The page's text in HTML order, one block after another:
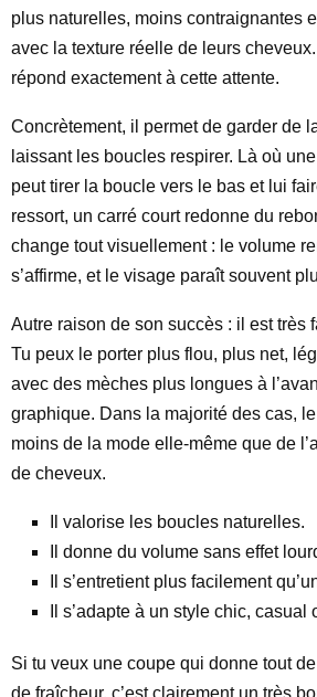
plus naturelles, moins contraignantes
avec la texture réelle de leurs
répond exactement à cette attente.
Concrètement, il permet de garder de
laissant les boucles respirer. Là où
peut tirer la boucle vers le bas et lui
ressort, un carré court redonne du
change tout visuellement : le volume
s’affirme, et le visage paraît souvent
Autre raison de son succès : il est très
Tu peux le porter plus flou, plus net,
avec des mèches plus longues à
graphique. Dans la majorité des cas,
moins de la mode elle-même que de
de cheveux.
Il valorise les boucles naturelles.
Il donne du volume sans effet
Il s’entretient plus facilement
Il s’adapte à un style chic, casual
Si tu veux une coupe qui donne tout
de fraîcheur, c’est clairement un très